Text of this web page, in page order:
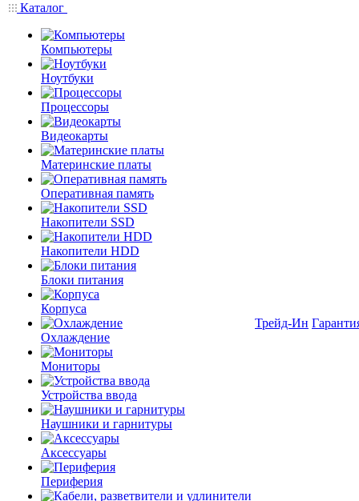
Каталог
Компьютеры
Ноутбуки
Процессоры
Видеокарты
Материнские платы
Оперативная память
Накопители SSD
Накопители HDD
Блоки питания
Корпуса
Охлаждение
Мониторы
Устройства ввода
Наушники и гарнитуры
Аксессуары
Периферия
Трейд-Ин